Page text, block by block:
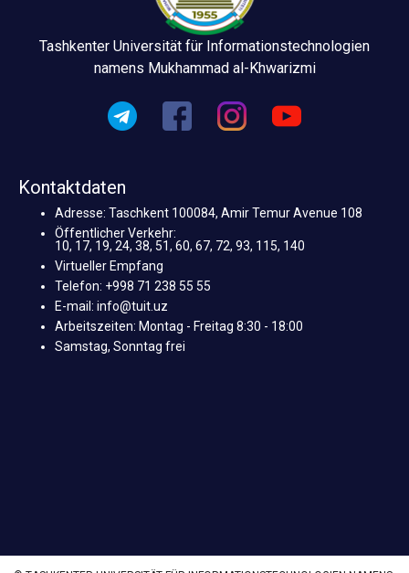
Tashkenter Universität für Informationstechnologien
namens Mukhammad al-Khwarizmi
Kontaktdaten
Adresse: Taschkent 100084, Amir Temur Avenue 108
Öffentlicher Verkehr:
10, 17, 19, 24, 38, 51, 60, 67, 72, 93, 115, 140
Virtueller Empfang
Telefon: +998 71 238 55 55
E-mail: info@tuit.uz
Arbeitszeiten: Montag - Freitag 8:30 - 18:00
Samstag, Sonntag frei